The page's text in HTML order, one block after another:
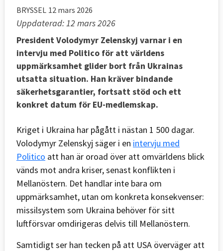
BRYSSEL 12 mars 2026
Uppdaterad: 12 mars 2026
President Volodymyr Zelenskyj varnar i en
intervju med Politico för att världens
uppmärksamhet glider bort från Ukrainas
utsatta situation. Han kräver bindande
säkerhetsgarantier, fortsatt stöd och ett
konkret datum för EU-medlemskap.
Kriget i Ukraina har pågått i nästan 1 500 dagar.
Volodymyr Zelenskyj säger i en intervju med
Politico att han är oroad över att omvärldens blick
vänds mot andra kriser, senast konflikten i
Mellanöstern. Det handlar inte bara om
uppmärksamhet, utan om konkreta konsekvenser:
missilsystem som Ukraina behöver för sitt
luftförsvar omdirigeras delvis till Mellanöstern.
Samtidigt ser han tecken på att USA överväger att